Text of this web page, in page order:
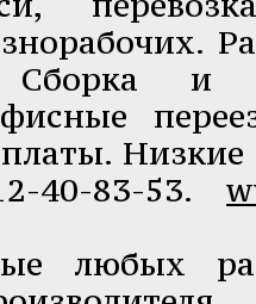
Сборка и
Низкие
40-83-53.
любых